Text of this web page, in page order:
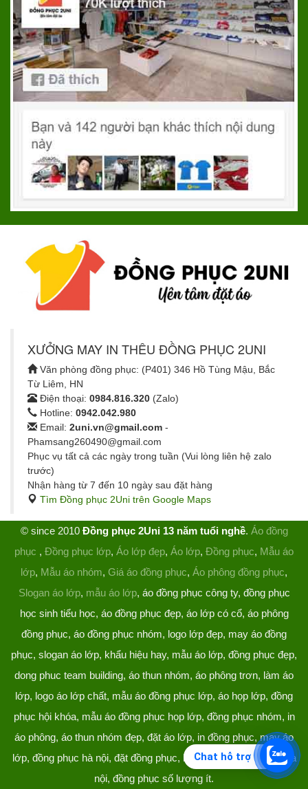
Chat hỗ trợ
XƯỞNG MAY IN THÊU ĐỒNG PHỤC 2UNI
Văn phòng đồng phục: (P401) 346 Hồ Tùng Mậu, Bắc
Từ Liêm, HN
Điện thoại: 0984.816.320 (Zalo)
Hotline: 0942.042.980
Email: 2uni.vn@gmail.com -
Phamsang260490@gmail.com
Phục vụ tất cả các ngày trong tuần (Vui lòng liên hệ zalo
trước)
Nhận hàng từ 7 đến 10 ngày sau đặt hàng
Tìm Đồng phục 2Uni trên Google Maps
© since 2010 Đồng phục 2Uni 13 năm tuổi nghề. Áo đồng
phục , Đồng phục lớp, Áo lớp đẹp, Áo lớp, Đồng phục, Mẫu áo
lớp, Mẫu áo nhóm, Giá áo đồng phục, Áo phông đồng phục,
Slogan áo lớp, mẫu áo lớp, áo đồng phục công ty, đồng phục
học sinh tiểu học, áo đồng phục đẹp, áo lớp có cổ, áo phông
đồng phục, áo đồng phục nhóm, logo lớp đẹp, may áo đồng
phục, slogan áo lớp, khẩu hiệu hay, mẫu áo lớp, đồng phục đẹp,
dong phuc team building, áo thun nhóm, áo phông trơn, làm áo
lớp, logo áo lớp chất, mẫu áo đồng phục lớp, áo họp lớp, đồng
phục hội khóa, mẫu áo đồng phục họp lớp, đồng phục nhóm, in
áo phông, áo thun nhóm đẹp, đặt áo lớp, in đồng phục, may áo
lớp, đồng phục hà nội, đặt đồng phục, làm đồng phục, áo lớp hà
nội, đồng phục số lượng ít.